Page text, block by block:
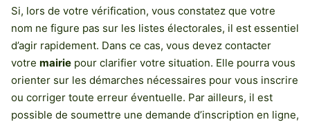
Si, lors de votre vérification, vous constatez que votre
nom ne figure pas sur les listes électorales, il est essentiel
d’agir rapidement. Dans ce cas, vous devez contacter
votre mairie pour clarifier votre situation. Elle pourra vous
orienter sur les démarches nécessaires pour vous inscrire
ou corriger toute erreur éventuelle. Par ailleurs, il est
possible de soumettre une demande d’inscription en ligne,